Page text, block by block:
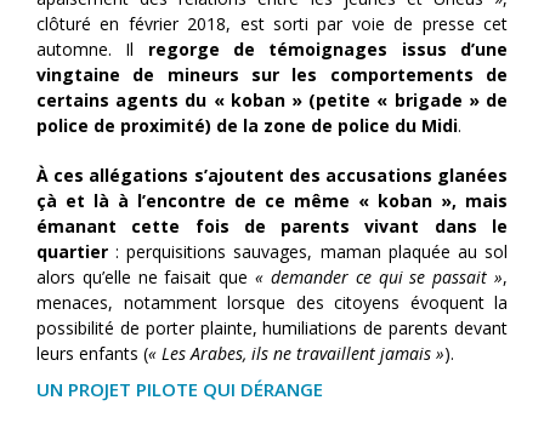
clôturé en février 2018, est sorti par voie de presse cet
automne. Il regorge de témoignages issus d’une
vingtaine de mineurs sur les comportements de
certains agents du « koban » (petite « brigade » de
police de proximité) de la zone de police du Midi.
À ces allégations s’ajoutent des accusations glanées
çà et là à l’encontre de ce même « koban », mais
émanant cette fois de parents vivant dans le
quartier: perquisitions sauvages, maman plaquée au sol
alors qu’elle ne faisait que« demander ce qui se passait »,
menaces, notamment lorsque des citoyens évoquent la
possibilité de porter plainte, humiliations de parents devant
leurs enfants (« Les Arabes, ils ne travaillent jamais »).
UN PROJET PILOTE QUI DÉRANGE